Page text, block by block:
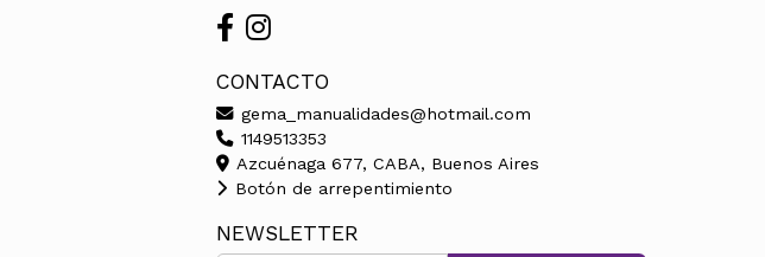
CONTACTO
gema_manualidades@hotmail.com
1149513353
Azcuénaga 677, CABA, Buenos Aires
Botón de arrepentimiento
NEWSLETTER